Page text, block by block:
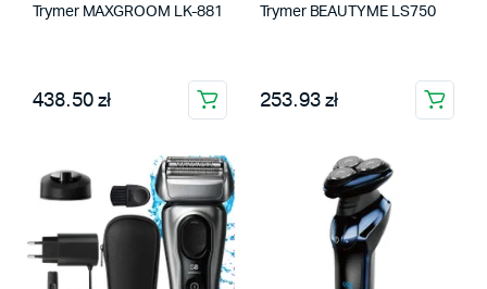
Trymer MAXGROOM LK-881
438.50 zł
Trymer BEAUTYME LS750
253.93 zł